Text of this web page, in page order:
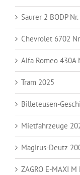
Saurer 2 BODP Nr.
Chevrolet 6702
Alfa Romeo 430A
Tram 2025
Billeteusen-
Mietfahrzeuge
Magirus-Deutz
ZAGRO E-MAXI M